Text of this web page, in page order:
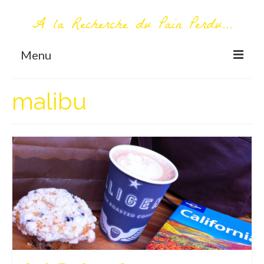
A la Recherche du Pain Perdu...
Menu
Première visite – A propos
Me contacter
AUTOUR DU MONDE
AFRIQUE
La Réunion
AMERIQUE DU SUD
malibu